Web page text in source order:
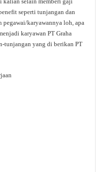
seperti tunjangan dan
pegawai/karyawannya loh, apa
karyawan PT Graha
tunjangan yang di berikan PT